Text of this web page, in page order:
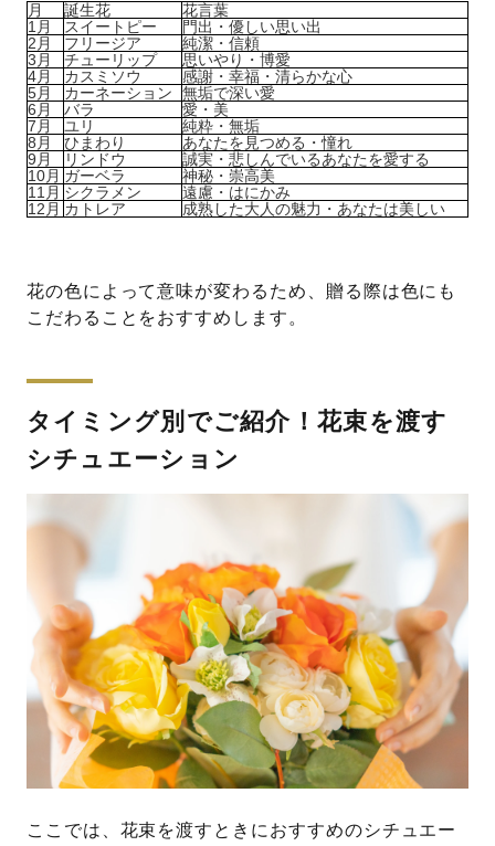
月 誕生花
花言葉
1月
スイートピー
門出・優しい思い出
2月
フリージア
純潔・信頼
3月
チューリップ
思いやり・博愛
4月
カスミソウ
感謝・幸福・清らかな心
5月
カーネーション
無垢で深い愛
6月
バラ
愛・美
7月
ユリ
純粋・無垢
8月
ひまわり
あなたを見つめる・憧れ
9月
リンドウ
誠実・悲しんでいるあなたを愛する
10月 ガーベラ
神秘・崇高美
11月 シクラメン
遠慮・はにかみ
12月 カトレア 成熟した大人の魅力・あなたは美しい
花の色によって意味が変わるため、贈る際は色にも
こだわることをおすすめします。
タイミング別でご紹介！花束を渡す
シチュエーション
ここでは、花束を渡すときにおすすめのシチュエー